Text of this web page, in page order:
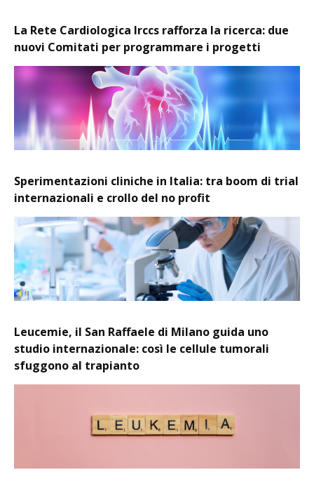
La Rete Cardiologica Irccs rafforza la ricerca: due
nuovi Comitati per programmare i progetti
Sperimentazioni cliniche in Italia: tra boom di trial
internazionali e crollo del no profit
Leucemie, il San Raffaele di Milano guida uno
studio internazionale: così le cellule tumorali
sfuggono al trapianto